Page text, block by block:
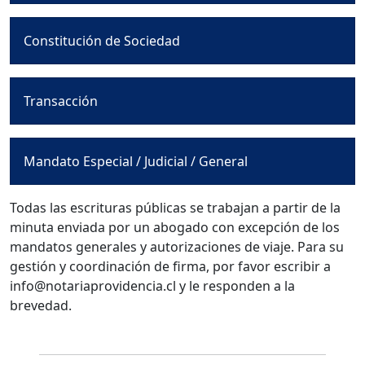
Constitución de Sociedad
Transacción
Mandato Especial / Judicial / General
Todas las escrituras públicas se trabajan a partir de la
minuta enviada por un abogado con excepción de los
mandatos generales y autorizaciones de viaje. Para su
gestión y coordinación de firma, por favor escribir a
info@notariaprovidencia.cl y le responden a la
brevedad.